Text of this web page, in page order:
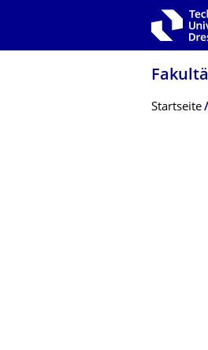
Zur Hauptnavigation springen
Startseite